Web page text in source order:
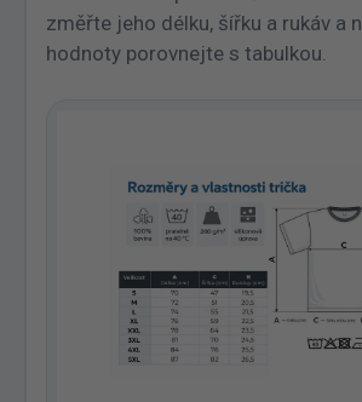
změřte jeho délku, šířku a rukáv a
hodnoty porovnejte s tabulkou.